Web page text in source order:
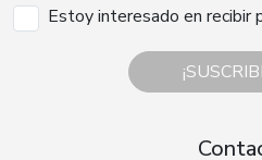
Estoy interesado en recibir